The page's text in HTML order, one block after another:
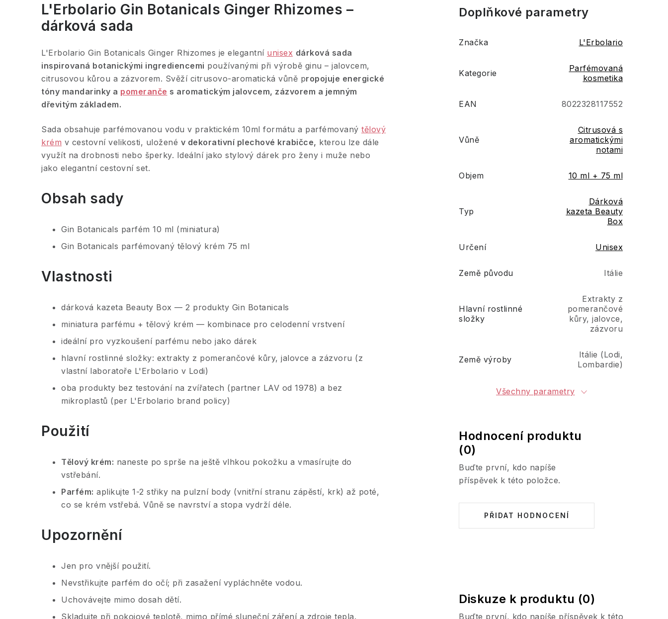
L'Erbolario Gin Botanicals Ginger Rhizomes –
dárková sada
L'Erbolario Gin Botanicals Ginger Rhizomes je elegantní unisex dárková sada
inspirovaná botanickými ingrediencemi používanými při výrobě ginu – jalovcem,
citrusovou kůrou a zázvorem. Svěží citrusovo-aromatická vůně propojuje energické
tóny mandarinky a pomeranče s aromatickým jalovcem, zázvorem a jemným
dřevitým základem.
Sada obsahuje parfémovanou vodu v praktickém 10ml formátu a parfémovaný tělový
krém v cestovní velikosti, uložené v dekorativní plechové krabičce, kterou lze dále
využít na drobnosti nebo šperky. Ideální jako stylový dárek pro ženy i muže nebo
jako elegantní cestovní set.
Obsah sady
Gin Botanicals parfém 10 ml (miniatura)
Gin Botanicals parfémovaný tělový krém 75 ml
Vlastnosti
dárková kazeta Beauty Box — 2 produkty Gin Botanicals
miniatura parfému + tělový krém — kombinace pro celodenní vrstvení
ideální pro vyzkoušení parfému nebo jako dárek
hlavní rostlinné složky: extrakty z pomerančové kůry, jalovce a zázvoru (z
vlastní laboratoře L'Erbolario v Lodi)
oba produkty bez testování na zvířatech (partner LAV od 1978) a bez
mikroplastů (per L'Erbolario brand policy)
Použití
Tělový krém: naneste po sprše na ještě vlhkou pokožku a vmasírujte do
vstřebání.
Parfém: aplikujte 1-2 střiky na pulzní body (vnitřní stranu zápěstí, krk) až poté,
co se krém vstřebá. Vůně se navrství a stopa vydrží déle.
Upozornění
Jen pro vnější použití.
Nevstřikujte parfém do očí; při zasažení vypláchněte vodou.
Uchovávejte mimo dosah dětí.
Skladujte při pokojové teplotě, mimo přímé sluneční záření a zdroje tepla.
Doplňkové parametry
Značka L'Erbolario
Kategorie
Parfémovaná
kosmetika
EAN 8022328117552
Vůně
Citrusová s
aromatickými
notami
Objem 10 ml + 75 ml
Typ
Dárková
kazeta Beauty
Box
Určení Unisex
Země původu Itálie
Hlavní rostlinné
složky
Extrakty z
pomerančové
kůry, jalovce,
zázvoru
Země výroby
Itálie (Lodi,
Lombardie)
Všechny parametry
Hodnocení produktu
(0)
Buďte první, kdo napíše
příspěvek k této položce.
PŘIDAT HODNOCENÍ
Diskuze k produktu (0)
Buďte první, kdo napíše příspěvek k této